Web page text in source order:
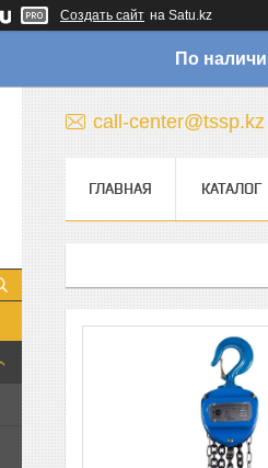
Создать сайт на Satu.kz
По
call-center@tssp.kz
ГЛАВНАЯ КАТАЛОГ